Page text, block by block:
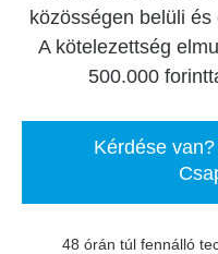
közösségen belüli
A kötelezettség
500.000
Kérdése
48 órán túl fennálló